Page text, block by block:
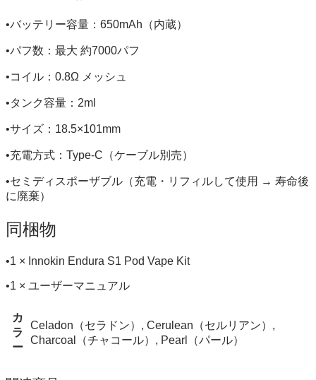
•バッテリー容量：650mAh（内蔵）
•パフ数：最大 約7000パフ
•コイル：0.8Ω メッシュ
•タンク容量：2ml
•サイズ：18.5×101mm
•充電方式：Type-C（ケーブル別売）
•セミディスポーザブル（充電・リフィルして使用 → 寿命後
に廃棄）
同梱物
•1 × Innokin Endura S1 Pod Vape Kit
•1 × ユーザーマニュアル
カ
ラ
ー
Celadon（セラドン）, Cerulean（セルリアン）,
Charcoal（チャコール）, Pearl（パール）